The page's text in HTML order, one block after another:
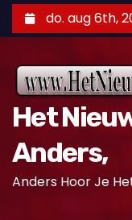
o
do. aug 6th,
Het
Anders,
Anders Hoor Je